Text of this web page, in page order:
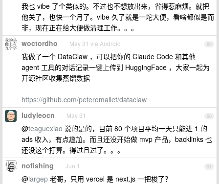
我也 vibe 了个类似的。不过也不想放出来，省得惹麻烦。就把
他关了，也快一个月了。vibe 久了就是一坨大便，看啥都似是而
非，现在正在给大便做清理工作。。。
89
woctordho May 31 via Android
我做了一个 DataClaw ，可以把你的 Claude Code 和其他
agent 工具的对话记录一键上传到 HuggingFace ，大家一起为
开源社区收集蒸馏数据
https://github.com/peteromallet/dataclaw
90
ludyleocn May 31
@teaguexiao 说的是的，目前 80 个项目平均一天只能进 1 的
ads 收入，有点尴尬。而且还没开始做 mvp 产品，backlinks 也
还没这个打算。得过且过了。。。
91
nofishing Jun 1
@largep 老哥，只用 vercel 是 next.js 一把梭了？